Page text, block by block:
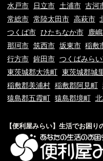
下見をさせて頂くにあたり下見
⑤下見当日に作業が出来ない場合
す。また下見にお伺いした作業員
場合も、5,500円(税込)を申し受け
⑥料金提示について、お電話やメ
ムは一切お受け付けておりません
って料金が変動するため
⑦9時00分～20時00分以外の出張
⑧当サイトはお客様に登録業者を
を負いかねますのでご了承の程宜
に契約をして下さい。
⑩お客様のご要望の内容や地域で
E-MAILに送信しておりますが、
水戸市 日立市 土浦市 古河
常総市 常陸太田市 高萩市
つくば市 ひたちなか市 鹿
那珂市 筑西市 坂東市 稲敷
行方市 鉾田市 つくばみら
東茨城郡大洗町 東茨城郡城
稲敷郡美浦村 稲敷郡阿見町
猿島郡五霞町 猿島郡境町
【便利屋みらい】生活でお困